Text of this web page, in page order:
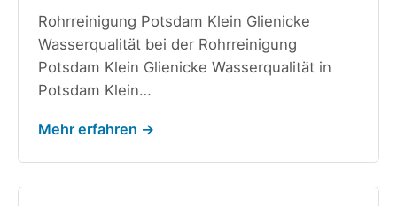
Rohrreinigung Potsdam Klein Glienicke
Wasserqualität bei der Rohrreinigung
Potsdam Klein Glienicke Wasserqualität in
Potsdam Klein…
Mehr erfahren →